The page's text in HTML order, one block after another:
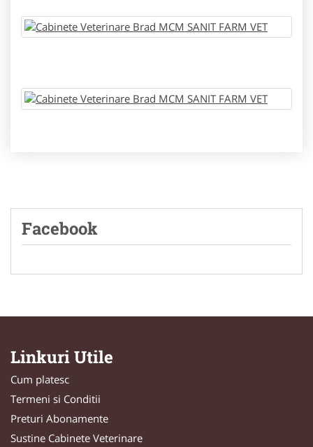
Facebook
Linkuri Utile
Cum platesc
Termeni si Conditii
Preturi Abonamente
Sustine Cabinete Veterinare